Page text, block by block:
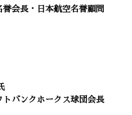
学会名誉会長）
る」
学財団生物有機科学研究所所長）
誉会長・日本航空名誉顧問
トバンクホークス球団会長